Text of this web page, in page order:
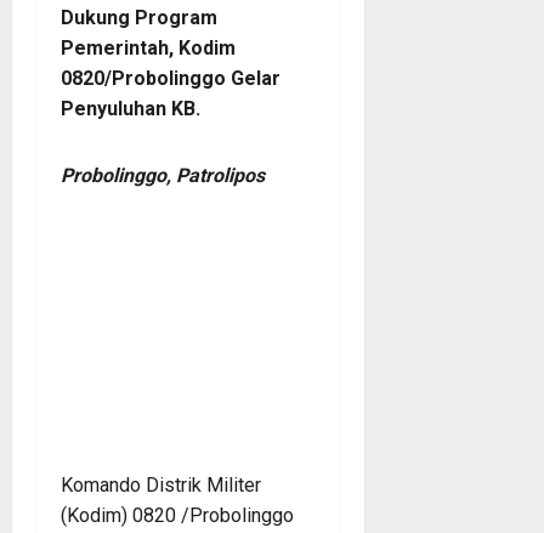
Dukung Program
Pemerintah, Kodim
0820/Probolinggo Gelar
Penyuluhan KB.
Probolinggo, Patrolipos
Komando Distrik Militer
(Kodim) 0820 /Probolinggo